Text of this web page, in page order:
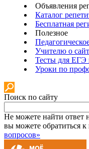
Объявления
Каталог
Бесплатная
Полезное
Учителю о
Тесты для
Уроки по
Поиск по сайту
Не можете найти ответ
вы можете обратиться
вопросов»